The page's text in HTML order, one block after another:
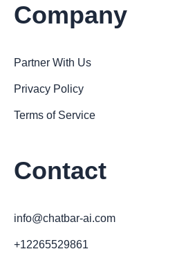
Company
Partner With Us
Privacy Policy
Terms of Service
Contact
info@chatbar-ai.com
+12265529861